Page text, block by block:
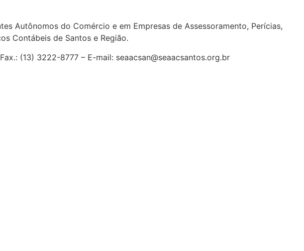
Autônomos do Comércio e em Empresas de Assessoramento, Perícias,
Contábeis de Santos e Região.
(13) 3222-8777 – E-mail: seaacsan@seaacsantos.org.br